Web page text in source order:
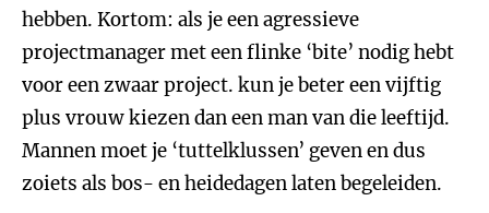
hebben. Kortom: als je een agressieve
projectmanager met een flinke ‘bite’ nodig hebt
voor een zwaar project. kun je beter een vijftig
plus vrouw kiezen dan een man van die leeftijd.
Mannen moet je ‘tuttelklussen’ geven en dus
zoiets als bos- en heidedagen laten begeleiden.